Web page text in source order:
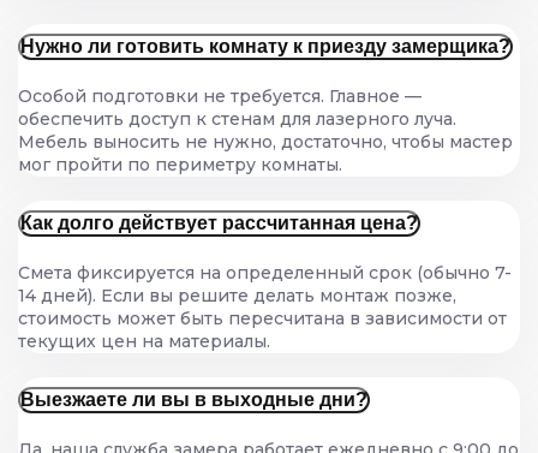
Нужно ли готовить комнату к приезду замерщика?
Особой подготовки не требуется. Главное —
обеспечить доступ к стенам для лазерного луча.
Мебель выносить не нужно, достаточно, чтобы мастер
мог пройти по периметру комнаты.
Как долго действует рассчитанная цена?
Смета фиксируется на определенный срок (обычно 7-
14 дней). Если вы решите делать монтаж позже,
стоимость может быть пересчитана в зависимости от
текущих цен на материалы.
Выезжаете ли вы в выходные дни?